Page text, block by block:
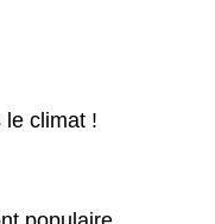
le climat !